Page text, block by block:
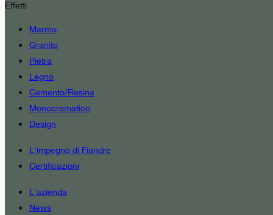
Effetti
Marmo
Granito
Pietra
Legno
Cemento/Resina
Monocromatico
Design
L'impegno di Fiandre
Certificazioni
L'azienda
News